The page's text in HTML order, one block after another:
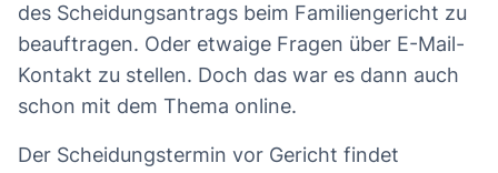
des Scheidungsantrags beim Familiengericht zu
beauftragen. Oder etwaige Fragen über E-Mail-
Kontakt zu stellen. Doch das war es dann auch
schon mit dem Thema online.
Der Scheidungstermin vor Gericht findet